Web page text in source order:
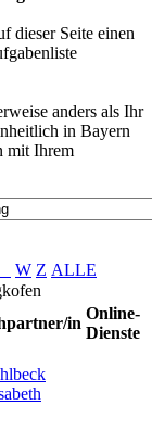
dieser Seite einen
anders als Ihr
in Bayern
mit Ihrem
W Z ALLE
in
Online-
Dienste